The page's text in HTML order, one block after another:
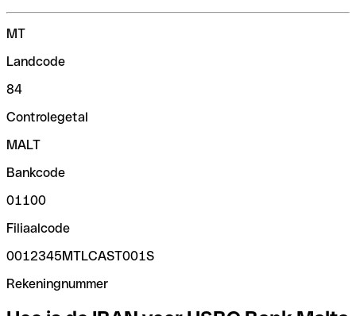
MT
Landcode
84
Controlegetal
MALT
Bankcode
01100
Filiaalcode
0012345MTLCAST001S
Rekeningnummer